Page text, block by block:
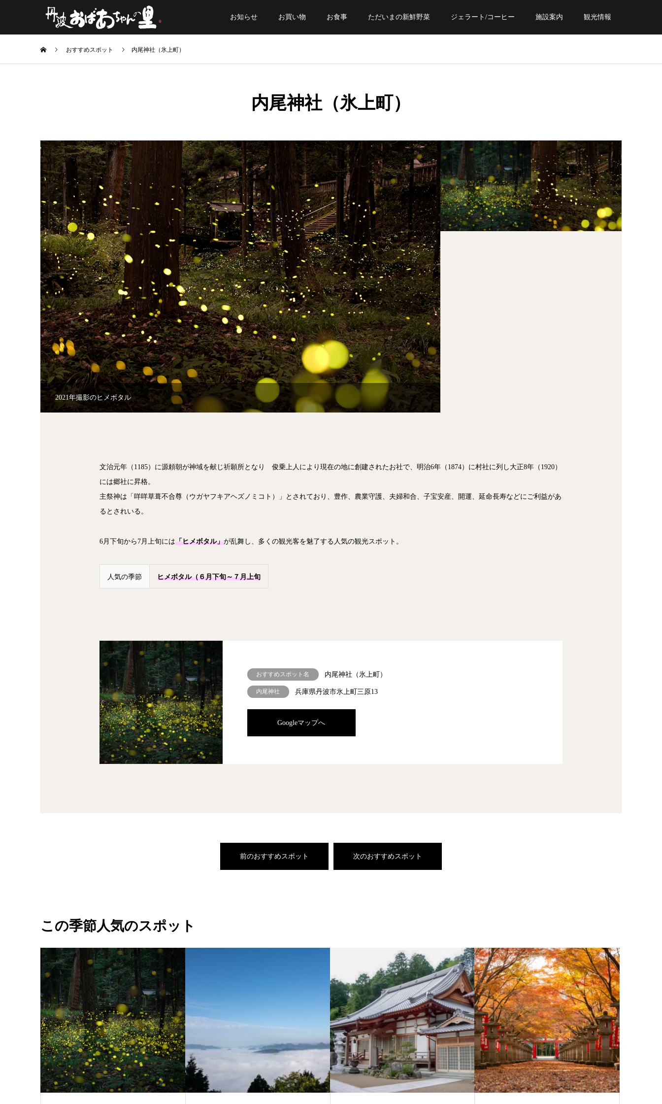
お知らせ お買い物 お食事 ただいまの新鮮野菜 ジェラート/コーヒー 施設案内 観光情報
おすすめスポット 内尾神社（氷上町）
内尾神社（氷上町）
2021年撮影のヒメボタル
文治元年（1185）に源頼朝が神域を献じ祈願所となり 俊乗上人により現在の地に創建されたお社で、明治6年（1874）に村社に列し大正8年（1920）
には郷社に昇格。
主祭神は「咩咩草葺不合尊（ウガヤフキアヘズノミコト）」とされており、豊作、農業守護、夫婦和合、子宝安産、開運、延命長寿などにご利益があ
るとされいる。
6月下旬から7月上旬には「ヒメボタル」が乱舞し、多くの観光客を魅了する人気の観光スポット。
人気の季節 ヒメボタル（６月下旬～７月上旬
おすすめスポット名 内尾神社（氷上町）
内尾神社 兵庫県丹波市氷上町三原13
Googleマップへ
前のおすすめスポット 次のおすすめスポット
この季節人気のスポット